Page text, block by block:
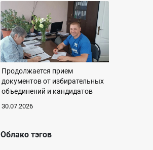
Продолжается прием
документов от избирательных
объединений и кандидатов
30.07.2026
Облако тэгов